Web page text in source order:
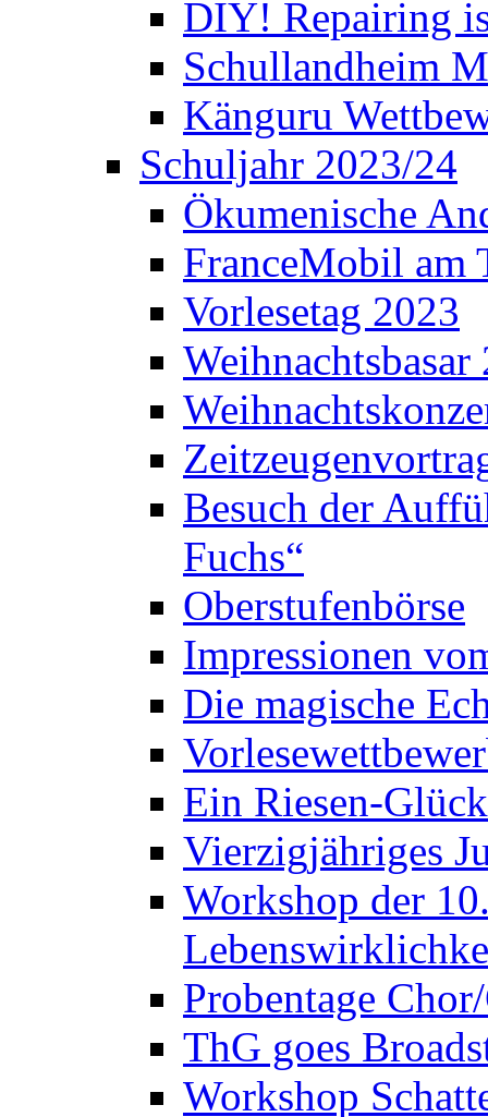
DIY! Repairing
Schullandheim
Känguru
Schuljahr 2023/24
Ökumenische
FranceMobil am
Vorlesetag 2023
Weihnachtsbasar
Besuch der
Fuchs“
Oberstufenbörse
Impressionen
Die magische
Ein Riesen-
Vierzigjähriges
Workshop der
Probentage
ThG goes
Workshop